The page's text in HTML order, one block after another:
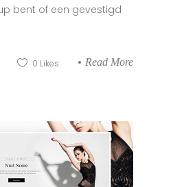
bent of een gevestigd
0 Likes Read More